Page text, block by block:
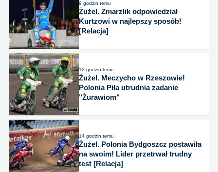
9 godzin temu
Żużel. Zmarzlik odpowiedział
Kurtzowi w najlepszy sposób!
[Relacja]
12 godzin temu
Żużel. Meczycho w Rzeszowie!
Polonia Piła utrudnia zadanie
"Żurawiom"
14 godzin temu
Żużel. Polonia Bydgoszcz postawiła
na swoim! Lider przetrwał trudny
test [Relacja]